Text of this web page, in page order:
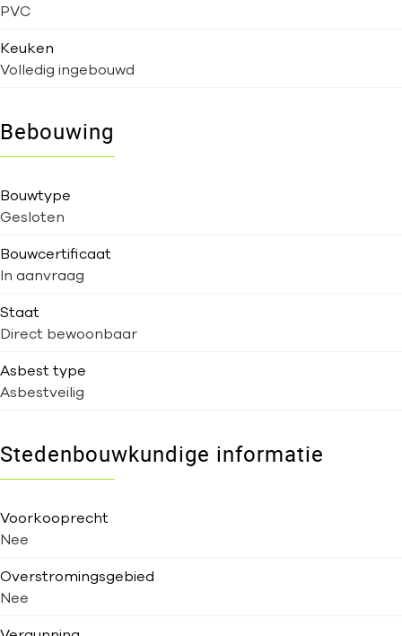
PVC
Keuken
Volledig ingebouwd
Bebouwing
Bouwtype
Gesloten
Bouwcertificaat
In aanvraag
Staat
Direct bewoonbaar
Asbest type
Asbestveilig
Stedenbouwkundige informatie
Voorkooprecht
Nee
Overstromingsgebied
Nee